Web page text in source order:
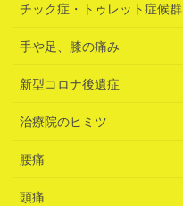
チック症・トゥレット症候群
手や足、膝の痛み
新型コロナ後遺症
治療院のヒミツ
腰痛
頭痛